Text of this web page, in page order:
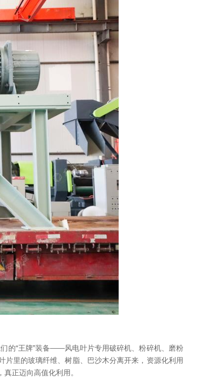
的“王牌”装备——风电叶片专用破碎机、粉碎机、磨粉
片里的玻璃纤维、树脂、巴沙木分离开来，资源化利用
正迈向高值化利用。